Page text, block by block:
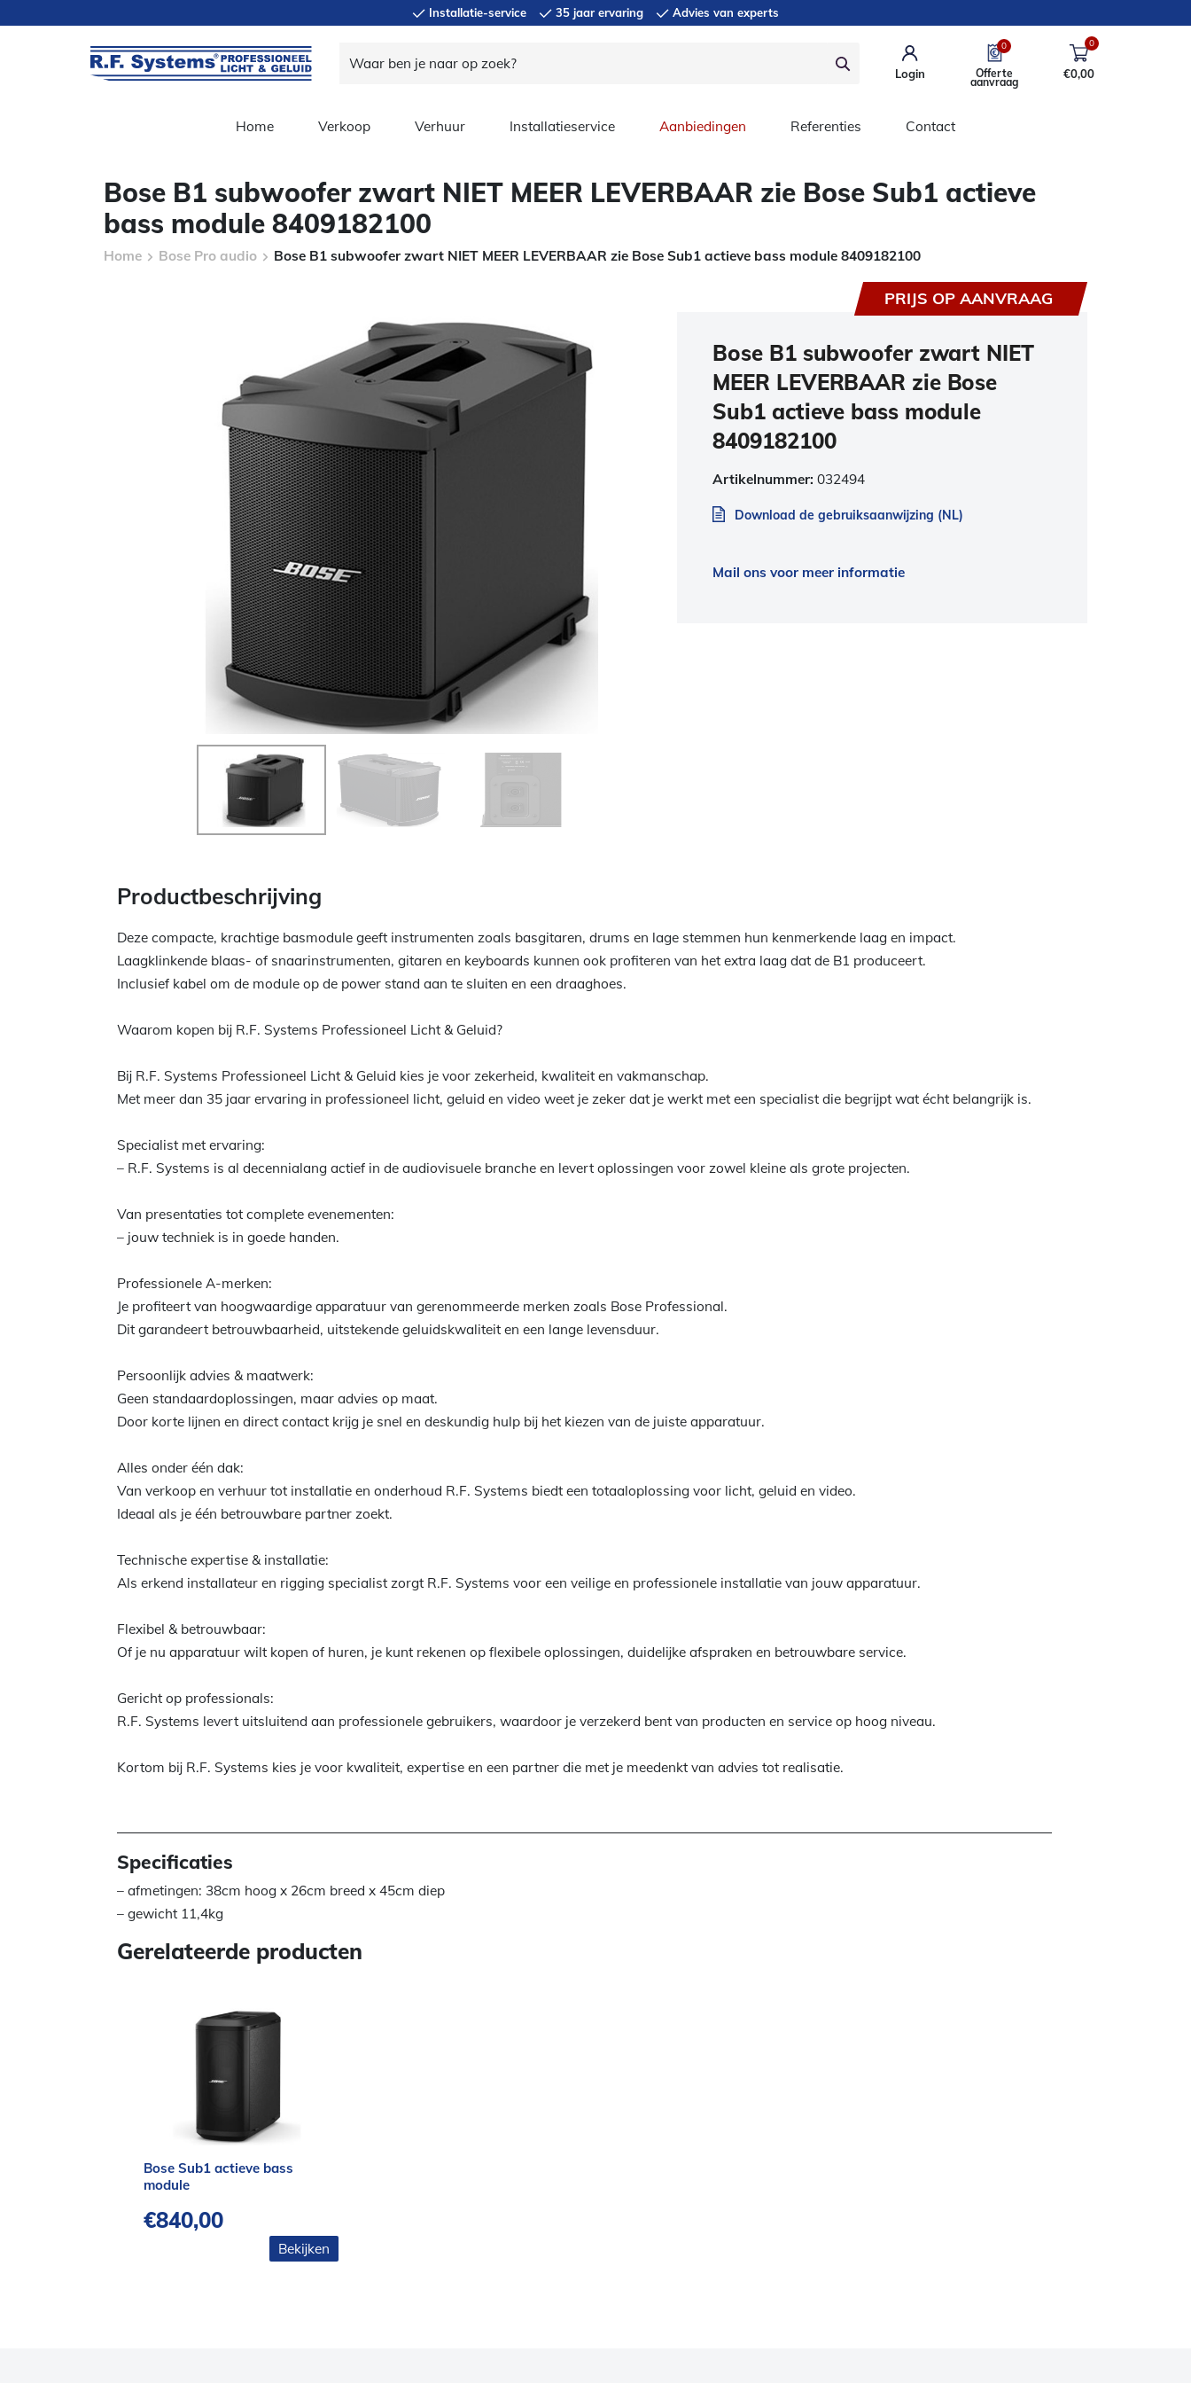
Installatie-service 35 jaar ervaring Advies van experts
Login
0
Offerte
aanvraag
0
€0,00
Home Verkoop Verhuur Installatieservice Aanbiedingen Referenties Contact
Bose B1 subwoofer zwart NIET MEER LEVERBAAR zie Bose Sub1 actieve
bass module 8409182100
Home Bose Pro audio Bose B1 subwoofer zwart NIET MEER LEVERBAAR zie Bose Sub1 actieve bass module 8409182100
PRIJS OP AANVRAAG
Bose B1 subwoofer zwart NIET
MEER LEVERBAAR zie Bose
Sub1 actieve bass module
8409182100
Artikelnummer:032494
Download de gebruiksaanwijzing (NL)
Mail ons voor meer informatie
Productbeschrijving
Deze compacte, krachtige basmodule geeft instrumenten zoals basgitaren, drums en lage stemmen hun kenmerkende laag en impact.
Laagklinkende blaas- of snaarinstrumenten, gitaren en keyboards kunnen ook profiteren van het extra laag dat de B1 produceert.
Inclusief kabel om de module op de power stand aan te sluiten en een draaghoes.
Waarom kopen bij R.F. Systems Professioneel Licht & Geluid?
Bij R.F. Systems Professioneel Licht & Geluid kies je voor zekerheid, kwaliteit en vakmanschap.
Met meer dan 35 jaar ervaring in professioneel licht, geluid en video weet je zeker dat je werkt met een specialist die begrijpt wat écht belangrijk is.
Specialist met ervaring:
– R.F. Systems is al decennialang actief in de audiovisuele branche en levert oplossingen voor zowel kleine als grote projecten.
Van presentaties tot complete evenementen:
– jouw techniek is in goede handen.
Professionele A-merken:
Je profiteert van hoogwaardige apparatuur van gerenommeerde merken zoals Bose Professional.
Dit garandeert betrouwbaarheid, uitstekende geluidskwaliteit en een lange levensduur.
Persoonlijk advies & maatwerk:
Geen standaardoplossingen, maar advies op maat.
Door korte lijnen en direct contact krijg je snel en deskundig hulp bij het kiezen van de juiste apparatuur.
Alles onder één dak:
Van verkoop en verhuur tot installatie en onderhoud R.F. Systems biedt een totaaloplossing voor licht, geluid en video.
Ideaal als je één betrouwbare partner zoekt.
Technische expertise & installatie:
Als erkend installateur en rigging specialist zorgt R.F. Systems voor een veilige en professionele installatie van jouw apparatuur.
Flexibel & betrouwbaar:
Of je nu apparatuur wilt kopen of huren, je kunt rekenen op flexibele oplossingen, duidelijke afspraken en betrouwbare service.
Gericht op professionals:
R.F. Systems levert uitsluitend aan professionele gebruikers, waardoor je verzekerd bent van producten en service op hoog niveau.
Kortom bij R.F. Systems kies je voor kwaliteit, expertise en een partner die met je meedenkt van advies tot realisatie.
Specificaties
– afmetingen: 38cm hoog x 26cm breed x 45cm diep
– gewicht 11,4kg
Gerelateerde producten
Bose Sub1 actieve bass
module
€840,00
Bekijken